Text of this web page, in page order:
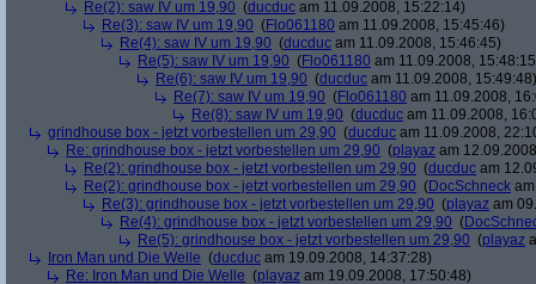
Re(2): saw IV um 19,90 (ducduc am 11.09.2008, 15:22:14)
Re(3): saw IV um 19,90 (Flo061180 am 11.09.2008, 15:45:46)
Re(4): saw IV um 19,90 (ducduc am 11.09.2008, 15:46:45)
Re(5): saw IV um 19,90 (Flo061180 am 11.09.2008,
Re(6): saw IV um 19,90 (ducduc am 11.09.2008, 15:49:48)
Re(7): saw IV um 19,90 (Flo061180 am 11.09.2008,
Re(8): saw IV um 19,90 (ducduc am 11.09.2008,
grindhouse box - jetzt vorbestellen um 29,90 (ducduc am 11.09.2008,
Re: grindhouse box - jetzt vorbestellen um 29,90 (playaz am
Re(2): grindhouse box - jetzt vorbestellen um 29,90 (ducduc am
Re(2): grindhouse box - jetzt vorbestellen um 29,90 (DocSchneck
Re(3): grindhouse box - jetzt vorbestellen um 29,90 (playaz am
Re(4): grindhouse box - jetzt vorbestellen um 29,90 (
Re(5): grindhouse box - jetzt vorbestellen um 29,90 (playaz
Iron Man und Die Welle (ducduc am 19.09.2008, 14:37:28)
Re: Iron Man und Die Welle (playaz am 19.09.2008, 17:50:48)